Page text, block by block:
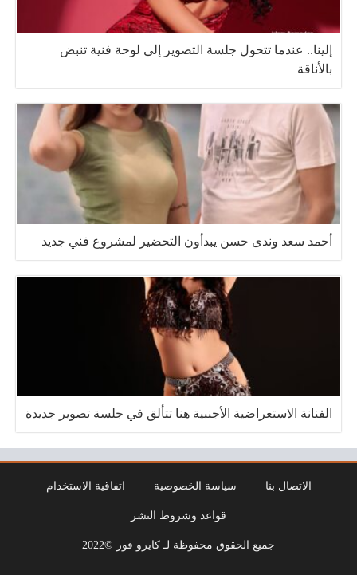
إلينا.. عندما تتحول جلسة التصوير إلى لوحة فنية تنبض
بالأناقة
أحمد سعد وندى حسن يبدأون التحضير لمشروع فني جديد
الفنانة الاستعراضية الأجنبية هنا تتألق في جلسة تصوير جديدة
الاتصال بنا سياسة الخصوصية اتفاقية الاستخدام
قواعد وشروط النشر
جميع الحقوق محفوظة لـ كايرو فور ©2022